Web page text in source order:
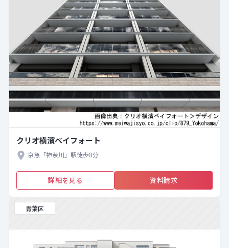
クリオ横濱ベイフォート
京急「神奈川」駅徒歩8分
詳細を見る 資料請求
青葉区